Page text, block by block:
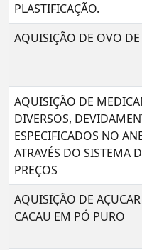
PLASTIFICAÇÃO.
AQUISIÇÃO DE OVO
AQUISIÇÃO DE
DIVERSOS,
ESPECIFICADOS NO
ATRAVÉS DO SISTEMA
PREÇOS
AQUISIÇÃO DE
CACAU EM PÓ PURO